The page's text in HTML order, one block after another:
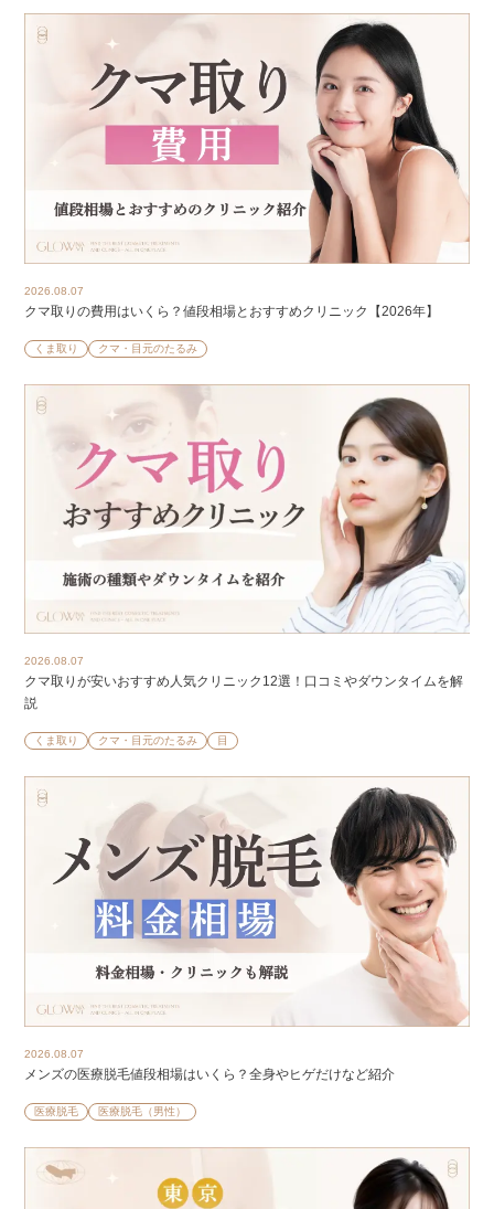
2026.08.07
クマ取りの費用はいくら？値段相場とおすすめクリニック【2026年】
くま取り クマ・目元のたるみ
2026.08.07
クマ取りが安いおすすめ人気クリニック12選！口コミやダウンタイムを解
説
くま取り クマ・目元のたるみ 目
2026.08.07
メンズの医療脱毛値段相場はいくら？全身やヒゲだけなど紹介
医療脱毛 医療脱毛（男性）